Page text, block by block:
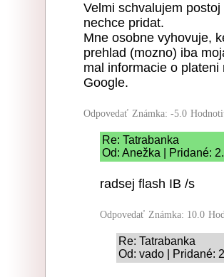
Velmi schvalujem
nechce pridat.
Mne osobne vyhovuje,
prehlad (mozno) iba
mal informacie o
Google.
Odpovedať Známka: -5.0
Re: Tatrabanka
Od: Anežka | Pridané:
radsej flash IB /s
Odpovedať Známka: 10.0
Re: Tatrabanka
Od: vado | Pridané: